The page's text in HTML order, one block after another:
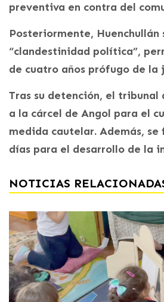
preventiva en contra del
Posteriormente, Huenchullán
“clandestinidad política”,
de cuatro años prófugo de la
Tras su detención, el tribunal
a la cárcel de Angol para el
medida cautelar. Además,
días para el desarrollo de la
NOTICIAS